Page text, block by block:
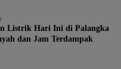
Listrik Hari Ini di Palangka
dan Jam Terdampak